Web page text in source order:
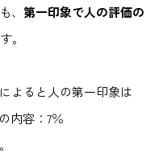
、 第一印象で人の評価の
。
よると人の第一印象は
内容：7％